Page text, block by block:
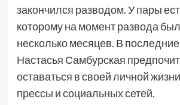
закончился разводом. У пары
которому на момент развода
несколько месяцев. В
Настасья Самбурская
оставаться в своей личной
прессы и социальных сетей.